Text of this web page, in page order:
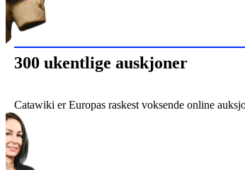
300 ukentlige auskjoner
Catawiki er Europas raskest voksende online